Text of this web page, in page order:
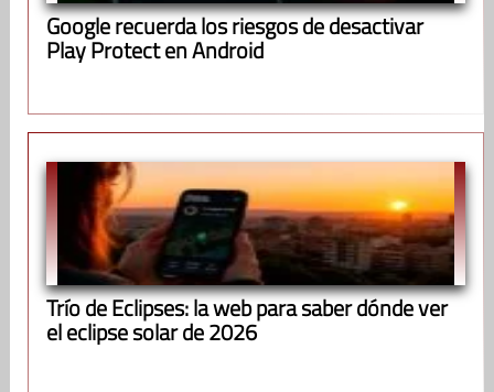
Google recuerda los riesgos de desactivar
Play Protect en Android
Trío de Eclipses: la web para saber dónde ver
el eclipse solar de 2026